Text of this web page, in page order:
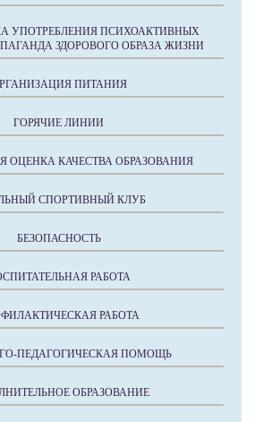
УПОТРЕБЛЕНИЯ ПСИХОАКТИВНЫХ
ЗДОРОВОГО ОБРАЗА ЖИЗНИ
ПИТАНИЯ
ГОРЯЧИЕ ЛИНИИ
ОЦЕНКА КАЧЕСТВА ОБРАЗОВАНИЯ
СПОРТИВНЫЙ КЛУБ
БЕЗОПАСНОСТЬ
РАБОТА
РАБОТА
ПЕДАГОГИЧЕСКАЯ ПОМОЩЬ
ОБРАЗОВАНИЕ